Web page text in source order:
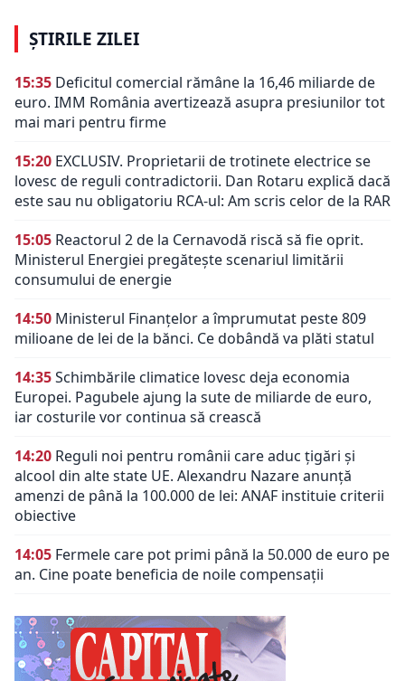
ȘTIRILE ZILEI
15:35 Deficitul comercial rămâne la 16,46 miliarde de
euro. IMM România avertizează asupra presiunilor tot
mai mari pentru firme
15:20 EXCLUSIV. Proprietarii de trotinete electrice se
lovesc de reguli contradictorii. Dan Rotaru explică dacă
este sau nu obligatoriu RCA-ul: Am scris celor de la RAR
15:05 Reactorul 2 de la Cernavodă riscă să fie oprit.
Ministerul Energiei pregătește scenariul limitării
consumului de energie
14:50 Ministerul Finanțelor a împrumutat peste 809
milioane de lei de la bănci. Ce dobândă va plăti statul
14:35Schimbările climatice lovesc deja economia
Europei. Pagubele ajung la sute de miliarde de euro,
iar costurile vor continua să crească
14:20 Reguli noi pentru românii care aduc țigări și
alcool din alte state UE. Alexandru Nazare anunță
amenzi de până la 100.000 de lei: ANAF instituie criterii
obiective
14:05 Fermele care pot primi până la 50.000 de euro pe
an. Cine poate beneficia de noile compensații